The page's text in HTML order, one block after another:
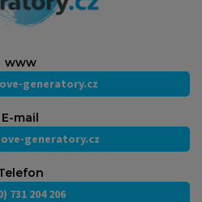
www
generatory.cz
E-mail
generatory.cz
731 204 206